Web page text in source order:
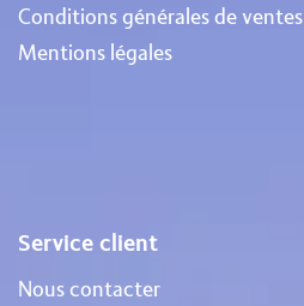
Conditions générales de ventes
Mentions légales
Service client
Nous contacter